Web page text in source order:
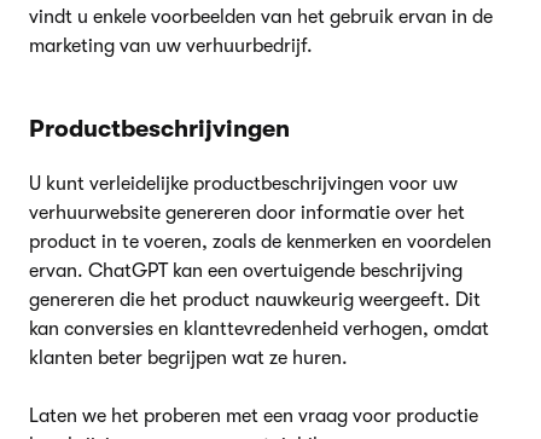
vindt u enkele voorbeelden van het gebruik ervan in de
marketing van uw verhuurbedrijf.
Productbeschrijvingen
U kunt verleidelijke productbeschrijvingen voor uw
verhuurwebsite genereren door informatie over het
product in te voeren, zoals de kenmerken en voordelen
ervan. ChatGPT kan een overtuigende beschrijving
genereren die het product nauwkeurig weergeeft. Dit
kan conversies en klanttevredenheid verhogen, omdat
klanten beter begrijpen wat ze huren.
Laten we het proberen met een vraag voor productie